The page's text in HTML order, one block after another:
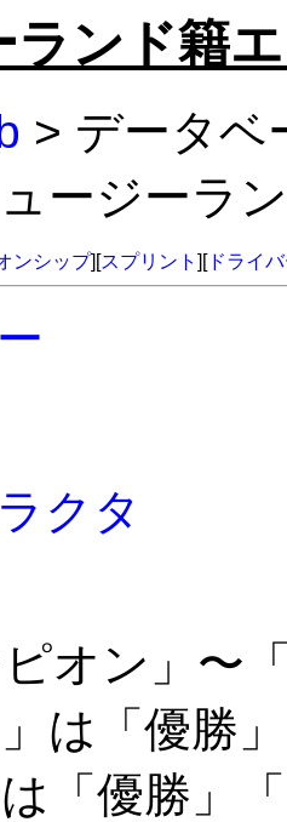
ランド籍
> データ
ージーラ
ンシップ][スプリント ][ドライ
クタ
オン」〜
は「優勝
「優勝」